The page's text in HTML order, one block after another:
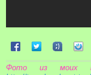
Поделиться в
Поделиться в
Фото из моих